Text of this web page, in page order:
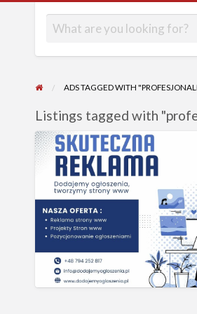
ADS TAGGED WITH
Listings tagged with
Tworzenie
Stron
WWW
–
SEO
Ogłoszenia
–
Reklama
Online